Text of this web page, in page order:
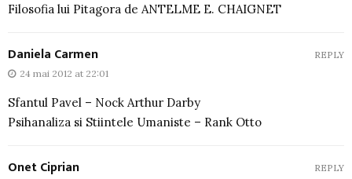
Filosofia lui Pitagora de ANTELME E. CHAIGNET
Daniela Carmen
24 mai 2012 at 22:01
Sfantul Pavel – Nock Arthur Darby
Psihanaliza si Stiintele Umaniste – Rank Otto
REPLY
Onet Ciprian REPLY